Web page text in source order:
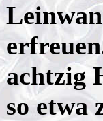
achtzig
so etwa